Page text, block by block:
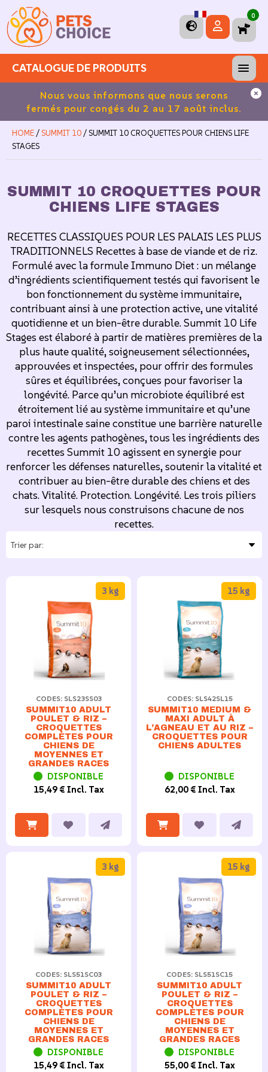
0
CATALOGUE DE PRODUITS
Nous vous informons que nous serons
fermés pour congés du 2 au 17 août inclus.
HOME / SUMMIT 10 / SUMMIT 10 CROQUETTES POUR CHIENS LIFE
STAGES
SUMMIT 10 CROQUETTES POUR
CHIENS LIFE STAGES
RECETTES CLASSIQUES POUR LES PALAIS LES PLUS
TRADITIONNELS Recettes à base de viande et de riz.
Formulé avec la formule Immuno Diet : un mélange
d’ingrédients scientifiquement testés qui favorisent le
bon fonctionnement du système immunitaire,
contribuant ainsi à une protection active, une vitalité
quotidienne et un bien-être durable. Summit 10 Life
Stages est élaboré à partir de matières premières de la
plus haute qualité, soigneusement sélectionnées,
approuvées et inspectées, pour offrir des formules
sûres et équilibrées, conçues pour favoriser la
longévité. Parce qu’un microbiote équilibré est
étroitement lié au système immunitaire et qu’une
paroi intestinale saine constitue une barrière naturelle
contre les agents pathogènes, tous les ingrédients des
recettes Summit 10 agissent en synergie pour
renforcer les défenses naturelles, soutenir la vitalité et
contribuer au bien-être durable des chiens et des
chats. Vitalité. Protection. Longévité. Les trois piliers
sur lesquels nous construisons chacune de nos
recettes.
CODES: SLS23SS03
SUMMIT10 ADULT
POULET & RIZ –
CROQUETTES
COMPLÈTES POUR
CHIENS DE
MOYENNES ET
GRANDES RACES
3 kg
DISPONIBLE
15,49 € Incl. Tax
CODES: SLS42SL15
SUMMIT10 MEDIUM &
MAXI ADULT À
L’AGNEAU ET AU RIZ –
CROQUETTES POUR
CHIENS ADULTES
15 kg
DISPONIBLE
62,00 € Incl. Tax
CODES: SLS51SC03
SUMMIT10 ADULT
POULET & RIZ –
CROQUETTES
COMPLÈTES POUR
CHIENS DE
MOYENNES ET
GRANDES RACES
3 kg
DISPONIBLE
15,49 € Incl. Tax
CODES: SLS51SC15
SUMMIT10 ADULT
POULET & RIZ –
CROQUETTES
COMPLÈTES POUR
CHIENS DE
MOYENNES ET
GRANDES RACES
15 kg
DISPONIBLE
55,00 € Incl. Tax